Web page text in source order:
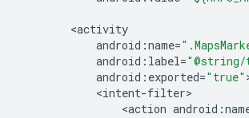
<activity
android :name=
android : label=
android : exported="true"
<intent-filter
<action android :